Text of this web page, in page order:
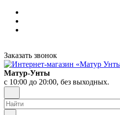
Заказать звонок
Матур-Унты
с 10:00 до 20:00, без выходных.